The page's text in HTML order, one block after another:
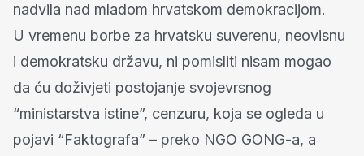
nadvila nad mladom hrvatskom demokracijom.
U vremenu borbe za hrvatsku suverenu, neovisnu
i demokratsku državu, ni pomisliti nisam mogao
da ću doživjeti postojanje svojevrsnog
“ministarstva istine”, cenzuru, koja se ogleda u
pojavi “Faktografa” – preko NGO GONG-a, a